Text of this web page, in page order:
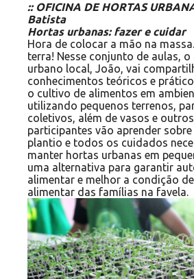
:: OFICINA DE HORTAS
Batista
Hortas urbanas: fazer e cuidar
Hora de colocar a mão na
terra! Nesse conjunto de aulas,
urbano local, João, vai
conhecimentos teóricos e
o cultivo de alimentos em
utilizando pequenos terrenos,
coletivos, além de vasos e
participantes vão aprender
plantio e todos os cuidados
manter hortas urbanas em
uma alternativa para garantir
alimentar e melhor a condição
alimentar das famílias na favela.